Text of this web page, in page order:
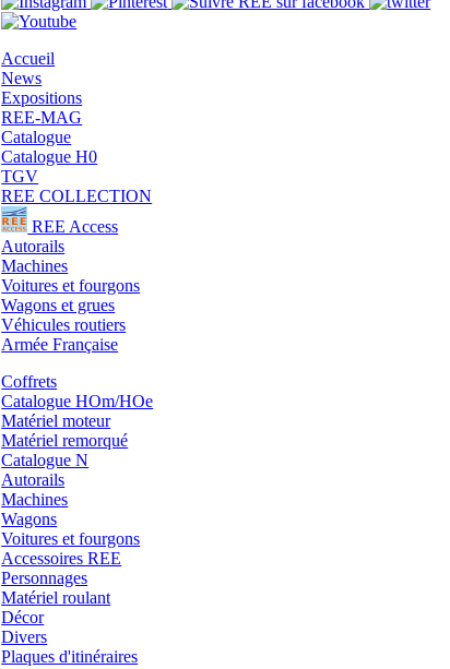
Accueil
News
Expositions
REE-MAG
Catalogue
Catalogue H0
TGV
REE COLLECTION
REE Access
Autorails
Machines
Voitures et fourgons
Wagons et grues
Véhicules routiers
Armée Française
Coffrets
Catalogue HOm/HOe
Matériel moteur
Matériel remorqué
Catalogue N
Autorails
Machines
Wagons
Voitures et fourgons
Accessoires REE
Personnages
Matériel roulant
Décor
Divers
Plaques d'itinéraires